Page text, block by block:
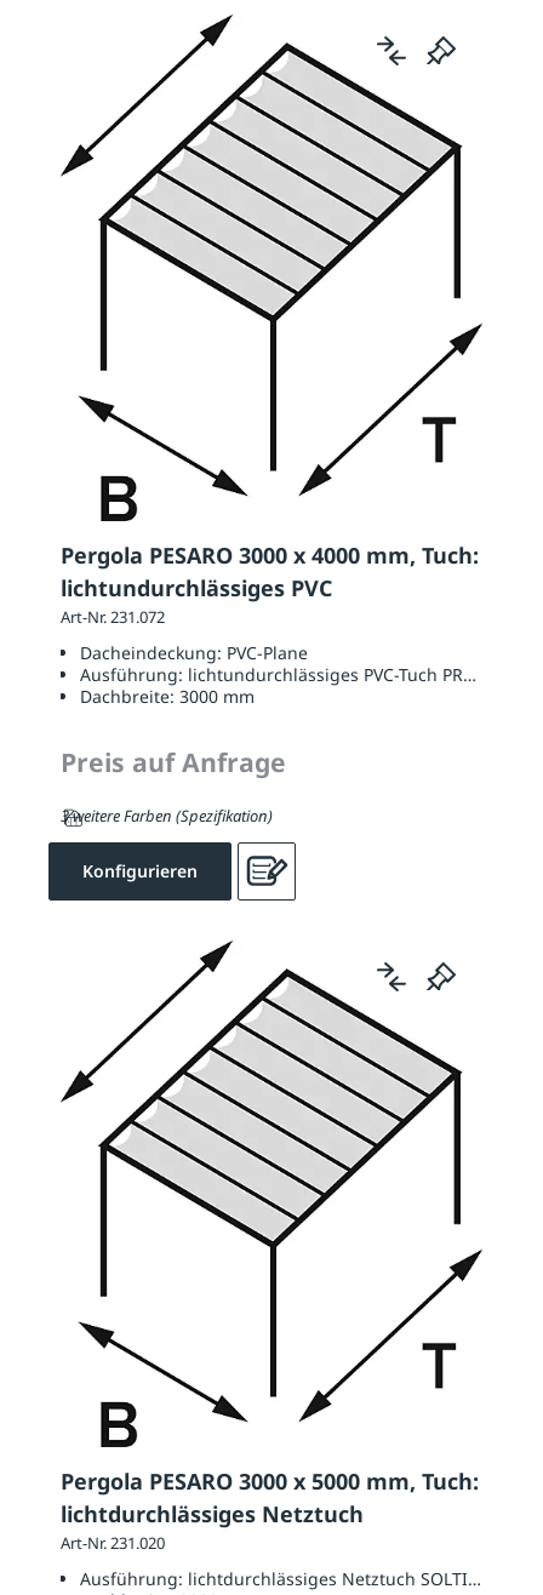
Pergola PESARO 3000 x 4000 mm, Tuch:
lichtundurchlässiges PVC
Art-Nr. 231.072
Dacheindeckung: PVC-Plane
Ausführung: lichtundurchlässiges PVC-Tuch
Dachbreite: 3000 mm
Preis auf Anfrage
3 weitere Farben (Spezifikation)
Konfigurieren
Pergola PESARO 3000 x 5000 mm, Tuch:
lichtdurchlässiges Netztuch
Art-Nr. 231.020
Ausführung: lichtdurchlässiges Netztuch SOLTIS W96